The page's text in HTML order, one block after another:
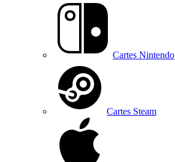
Cartes Nintendo
Cartes Steam